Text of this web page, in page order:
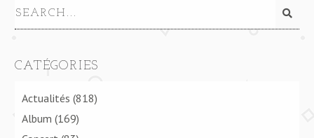
CATÉGORIES
Actualités (818)
Album (169)